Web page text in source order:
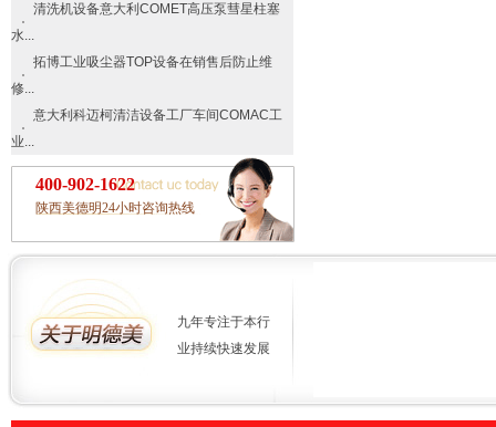
清洗机设备意大利COMET高压泵彗星柱塞
水...
拓博工业吸尘器TOP设备在销售后防止维
修...
意大利科迈柯清洁设备工厂车间COMAC工
业...
400-902-1622
陕西美德明24小时咨询热线
九年专注于本行
业持续快速发展